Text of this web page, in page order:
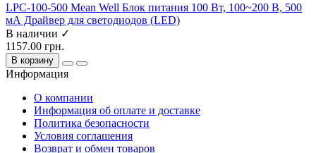
LPC-100-500 Mean Well Блок питания 100 Вт, 100~200 В, 500
мА Драйвер для светодиодов (LED)
В наличии ✓
1157.00 грн.
В корзину
Информация
О компании
Информация об оплате и доставке
Политика безопасности
Условия соглашения
Возврат и обмен товаров